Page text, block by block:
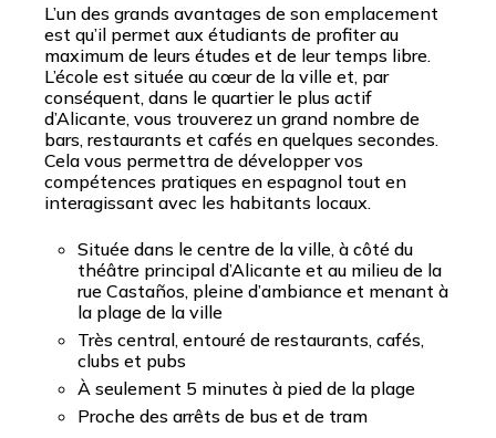
L’un des grands avantages de son emplacement
est qu’il permet aux étudiants de profiter au
maximum de leurs études et de leur temps libre.
L’école est située au cœur de la ville et, par
conséquent, dans le quartier le plus actif
d’Alicante, vous trouverez un grand nombre de
bars, restaurants et cafés en quelques secondes.
Cela vous permettra de développer vos
compétences pratiques en espagnol tout en
interagissant avec les habitants locaux.
Située dans le centre de la ville, à côté du
théâtre principal d’Alicante et au milieu de la
rue Castaños, pleine d’ambiance et menant à
la plage de la ville
Très central, entouré de restaurants, cafés,
clubs et pubs
À seulement 5 minutes à pied de la plage
Proche des arrêts de bus et de tram